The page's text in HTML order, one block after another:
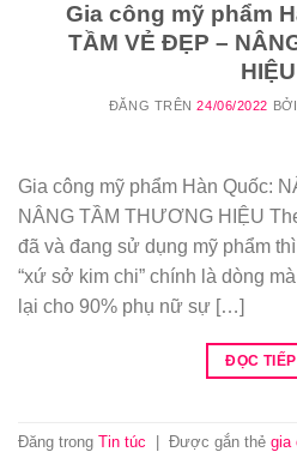
Gia công mỹ phẩm
TẦM VẺ ĐẸP –
HIỆU
ĐĂNG TRÊN24/06/2022 BỞI
Gia công mỹ phẩm Hàn Quốc:
NÂNG TẦM THƯƠNG HIỆU
đã và đang sử dụng mỹ phẩm
“xứ sở kim chi” chính là dòng
lại cho 90% phụ nữ sự […]
ĐỌC TIẾP
Đăng trong Tin túc Được gắn thẻ gia